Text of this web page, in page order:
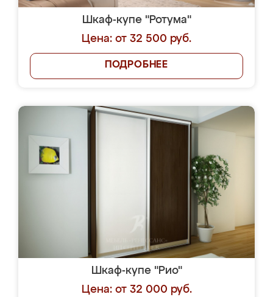
Шкаф-купе "Ротума"
Цена: от 32 500 руб.
ПОДРОБНЕЕ
Шкаф-купе "Рио"
Цена: от 32 000 руб.